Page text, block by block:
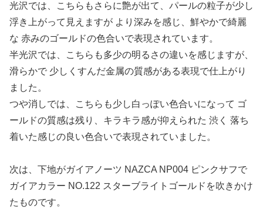
光沢では、こちらもさらに艶が出て、パールの粒子が少し
浮き上がって見えますが より深みを感じ、鮮やかで綺麗
な 赤みのゴールドの色合いで表現されています。
半光沢では、こちらも多少の明るさの違いを感じますが、
滑らかで 少しくすんだ金属の質感がある表現で仕上がり
ました。
つや消しでは、こちらも少し白っぽい色合いになって ゴ
ールドの質感は残り、キラキラ感が抑えられた 渋く 落ち
着いた感じの良い色合いで表現されていました。
次は、下地がガイアノーツ NAZCA NP004 ピンクサフで
ガイアカラー NO.122 スターブライトゴールドを吹きかけ
たものです。